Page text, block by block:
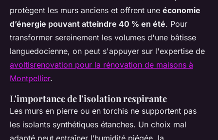
protègent les murs anciens et offrent une économie
d’énergie pouvant atteindre 40 % en été. Pour
transformer sereinement les volumes d'une bâtisse
languedocienne, on peut s'appuyer sur l'expertise de
avoltisrenovation pour la rénovation de maisons à
Montpellier.
L'importance de l'isolation respirante
Les murs en pierre ou en torchis ne supportent pas
les isolants synthétiques étanches. Un choix mal